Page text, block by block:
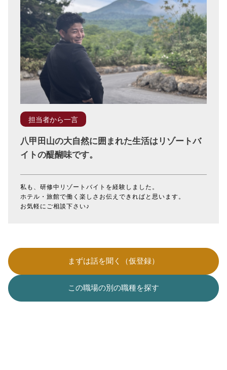
担当者から一言
八甲田山の大自然に囲まれた生活はリゾートバ
イトの醍醐味です。
私も、研修中リゾートバイトを経験しました。
ホテル・旅館で働く楽しさお伝えできればと思います。
お気軽にご相談下さい♪
まずは話を聞く（仮登録）
この職場の別の職種を探す